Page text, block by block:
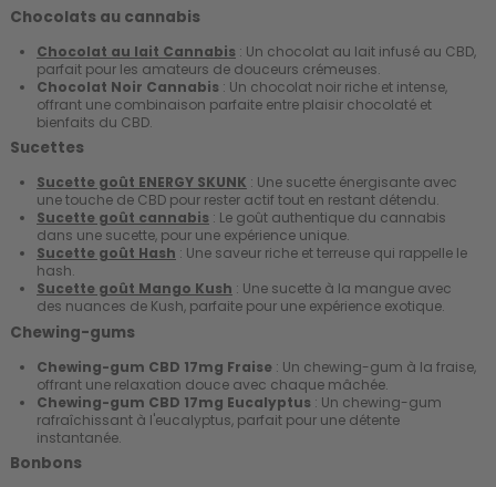
Chocolats au cannabis
Chocolat au lait Cannabis : Un chocolat au lait infusé au CBD,
parfait pour les amateurs de douceurs crémeuses.
Chocolat Noir Cannabis : Un chocolat noir riche et intense,
offrant une combinaison parfaite entre plaisir chocolaté et
bienfaits du CBD.
Sucettes
Sucette goût ENERGY SKUNK : Une sucette énergisante avec
une touche de CBD pour rester actif tout en restant détendu.
Sucette goût cannabis : Le goût authentique du cannabis
dans une sucette, pour une expérience unique.
Sucette goût Hash : Une saveur riche et terreuse qui rappelle le
hash.
Sucette goût Mango Kush : Une sucette à la mangue avec
des nuances de Kush, parfaite pour une expérience exotique.
Chewing-gums
Chewing-gum CBD 17mg Fraise : Un chewing-gum à la fraise,
offrant une relaxation douce avec chaque mâchée.
Chewing-gum CBD 17mg Eucalyptus : Un chewing-gum
rafraîchissant à l'eucalyptus, parfait pour une détente
instantanée.
Bonbons